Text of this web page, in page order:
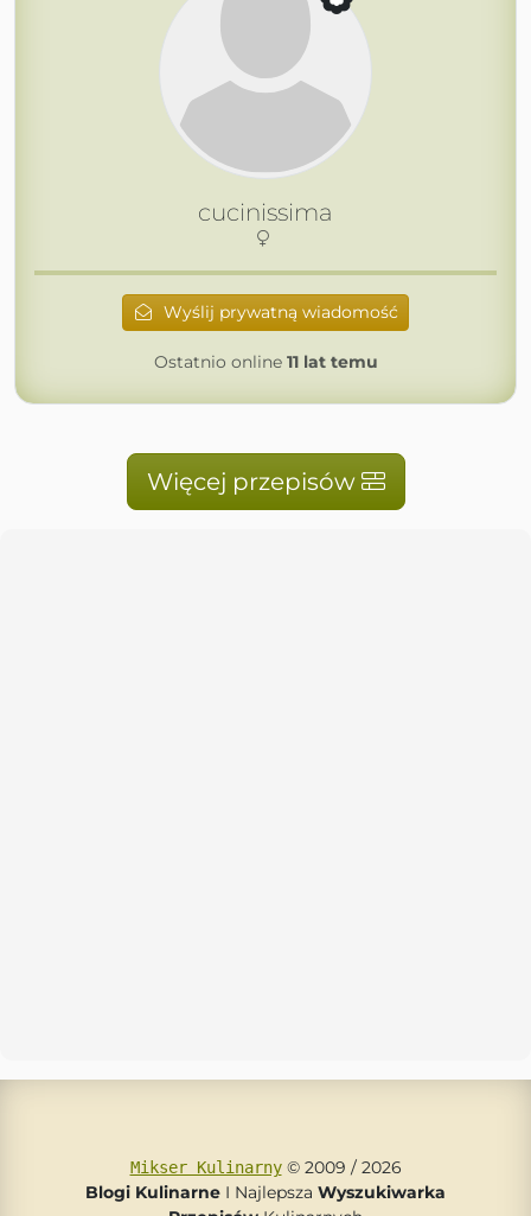
cucinissima
Wyślij prywatną wiadomość
Ostatnio online 11 lat temu
Więcej przepisów
Mikser Kulinarny© 2009 / 2026
Blogi Kulinarne I Najlepsza Wyszukiwarka